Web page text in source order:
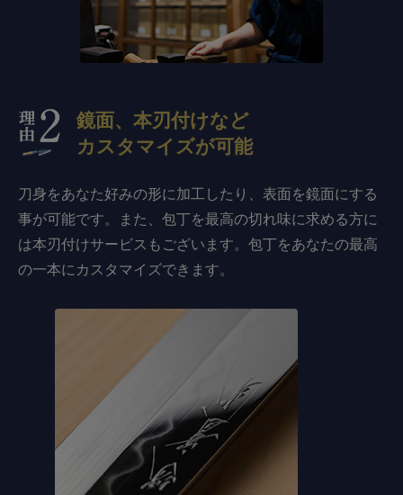
鏡面、本刃付けなど
カスタマイズが可能
刀身をあなた好みの形に加工したり、表面を鏡面にする
事が可能です。また、包丁を最高の切れ味に求める方に
は本刃付けサービスもございます。包丁をあなたの最高
の一本にカスタマイズできます。